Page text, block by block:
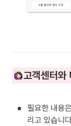
고객센터와
•
필요한 내용
리고 있습니